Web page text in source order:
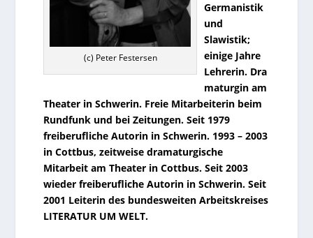
(c) Peter Festersen
Germanistik
und
Slawistik;
einige Jahre
Lehrerin. Dra
maturgin am
Theater in Schwerin. Freie Mitarbeiterin beim
Rundfunk und bei Zeitungen. Seit 1979
freiberufliche Autorin in Schwerin. 1993 – 2003
in Cottbus, zeitweise dramaturgische
Mitarbeit am Theater in Cottbus. Seit 2003
wieder freiberufliche Autorin in Schwerin. Seit
2001 Leiterin des bundesweiten Arbeitskreises
LITERATUR UM WELT.